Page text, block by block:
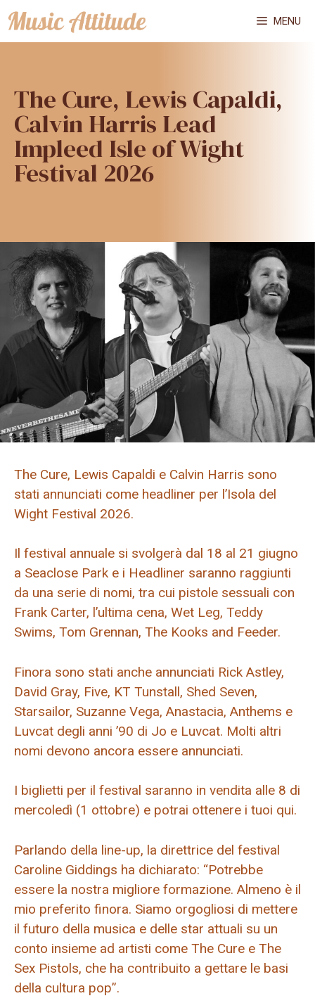
Vai
al
MENU
The Cure, Lewis Capaldi,
Calvin Harris Lead
Impleed Isle of Wight
Festival 2026
The Cure, Lewis Capaldi e Calvin Harris sono
stati annunciati come headliner per l’Isola del
Wight Festival 2026.
Il festival annuale si svolgerà dal 18 al 21 giugno
a Seaclose Park e i Headliner saranno raggiunti
da una serie di nomi, tra cui pistole sessuali con
Frank Carter, l’ultima cena, Wet Leg, Teddy
Swims, Tom Grennan, The Kooks and Feeder.
Finora sono stati anche annunciati Rick Astley,
David Gray, Five, KT Tunstall, Shed Seven,
Starsailor, Suzanne Vega, Anastacia, Anthems e
Luvcat degli anni ’90 di Jo e Luvcat. Molti altri
nomi devono ancora essere annunciati.
I biglietti per il festival saranno in vendita alle 8 di
mercoledì (1 ottobre) e potrai ottenere i tuoi qui.
Parlando della line-up, la direttrice del festival
Caroline Giddings ha dichiarato: “Potrebbe
essere la nostra migliore formazione. Almeno è il
mio preferito finora. Siamo orgogliosi di mettere
il futuro della musica e delle star attuali su un
conto insieme ad artisti come The Cure e The
Sex Pistols, che ha contribuito a gettare le basi
della cultura pop”.